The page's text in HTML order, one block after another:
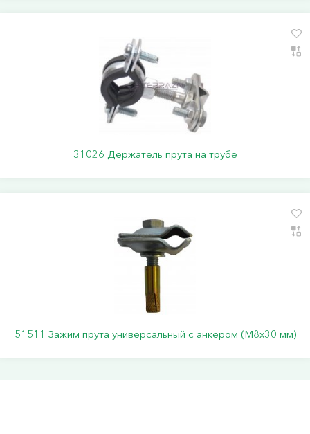
31026 Держатель прута на трубе
51511 Зажим прута универсальный с анкером (M8x30 мм)